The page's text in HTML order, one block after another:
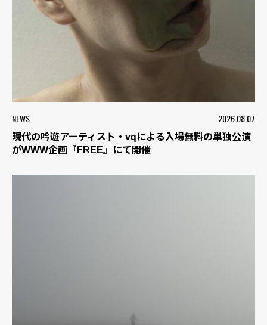
NEWS 2026.08.07
現代の吟遊アーティスト・vqによる入場無料の単独公演
がWWW企画『FREE』にて開催